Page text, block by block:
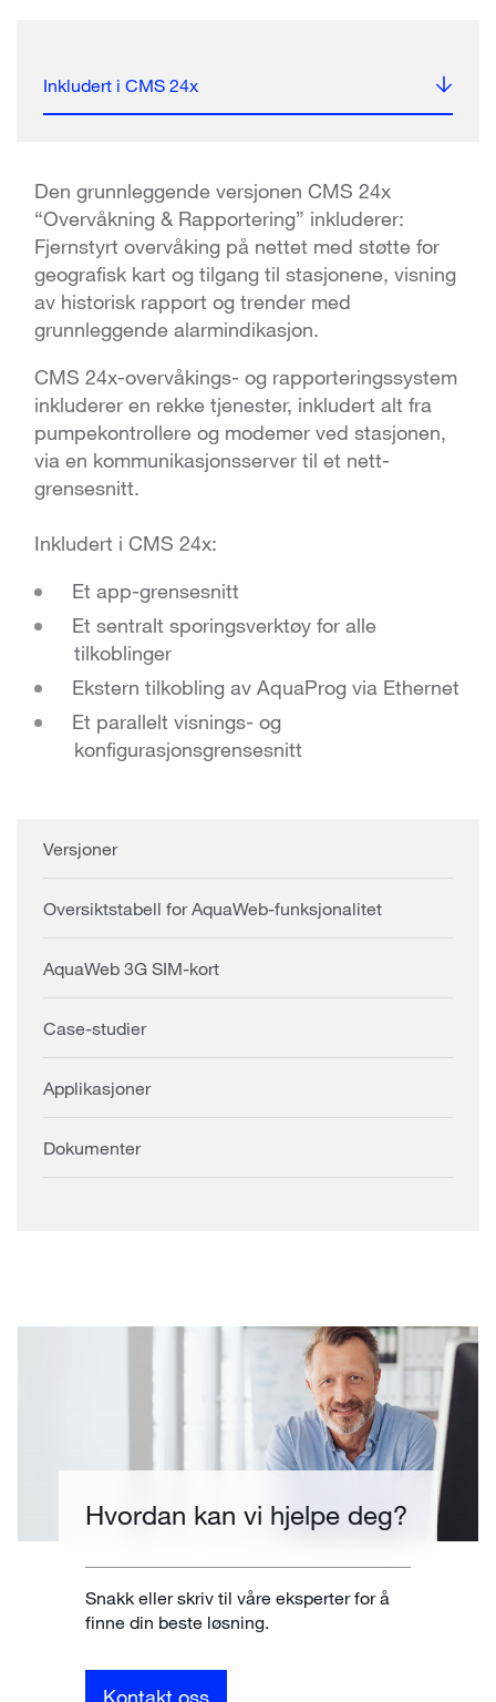
Inkludert i CMS 24x
Den grunnleggende versjonen CMS 24x
“Overvåkning & Rapportering” inkluderer:
Fjernstyrt overvåking på nettet med støtte for
geografisk kart og tilgang til stasjonene, visning
av historisk rapport og trender med
grunnleggende alarmindikasjon.
CMS 24x-overvåkings- og rapporteringssystem
inkluderer en rekke tjenester, inkludert alt fra
pumpekontrollere og modemer ved stasjonen,
via en kommunikasjonsserver til et nett-
grensesnitt.
Inkludert i CMS 24x:
Et app-grensesnitt
Et sentralt sporingsverktøy for alle
tilkoblinger
Ekstern tilkobling av AquaProg via Ethernet
Et parallelt visnings- og
konfigurasjonsgrensesnitt
Versjoner
Oversiktstabell for AquaWeb-funksjonalitet
AquaWeb 3G SIM-kort
Case-studier
Applikasjoner
Dokumenter
Hvordan kan vi hjelpe deg?
Snakk eller skriv til våre eksperter for å
finne din beste løsning.
Kontakt oss